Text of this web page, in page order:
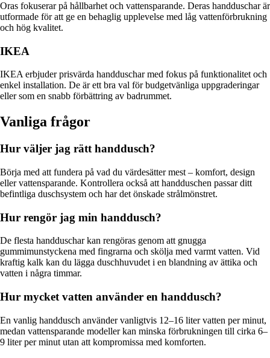
Oras fokuserar på hållbarhet och vattensparande. Deras handduschar är
utformade för att ge en behaglig upplevelse med låg vattenförbrukning
och hög kvalitet.
IKEA
IKEA erbjuder prisvärda handduschar med fokus på funktionalitet och
enkel installation. De är ett bra val för budgetvänliga uppgraderingar
eller som en snabb förbättring av badrummet.
Vanliga frågor
Hur väljer jag rätt handdusch?
Börja med att fundera på vad du värdesätter mest – komfort, design
eller vattensparande. Kontrollera också att handduschen passar ditt
befintliga duschsystem och har det önskade strålmönstret.
Hur rengör jag min handdusch?
De flesta handduschar kan rengöras genom att gnugga
gummimunstyckena med fingrarna och skölja med varmt vatten. Vid
kraftig kalk kan du lägga duschhuvudet i en blandning av ättika och
vatten i några timmar.
Hur mycket vatten använder en handdusch?
En vanlig handdusch använder vanligtvis 12–16 liter vatten per minut,
medan vattensparande modeller kan minska förbrukningen till cirka 6–
9 liter per minut utan att kompromissa med komforten.